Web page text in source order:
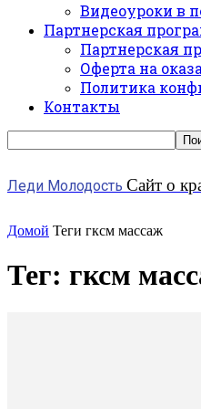
Видеоуроки в
Партнерская
Партнерская
Оферта на
Политика
Контакты
Леди Молодость Сайт о
Домой Теги гксм массаж
Тег: гксм